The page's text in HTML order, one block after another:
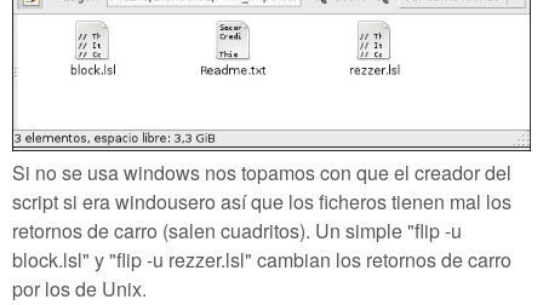
Si no se usa windows nos topamos con que el creador del
script si era windousero así que los ficheros tienen mal los
retornos de carro (salen cuadritos). Un simple "flip -u
block.lsl" y "flip -u rezzer.lsl" cambian los retornos de carro
por los de Unix.